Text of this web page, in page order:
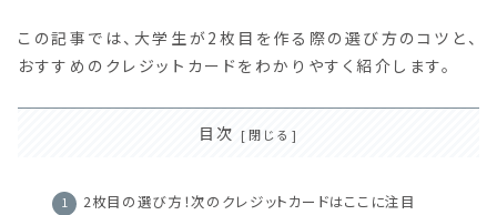
この記事では、大学生が2枚目を作る際の選び方のコツと、
おすすめのクレジットカードをわかりやすく紹介します。
目次
2枚目の選び方！次のクレジットカードはここに注目